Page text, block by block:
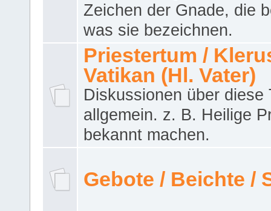
Zeichen der Gnade, die
was sie bezeichnen.
Priestertum /
Vatikan (Hl. Vater)
Diskussionen über diese
allgemein. z. B. Heilige
bekannt machen.
Gebote / Beichte /